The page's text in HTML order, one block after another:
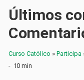
Últimos
Curso Católico »Participa
- 10 min